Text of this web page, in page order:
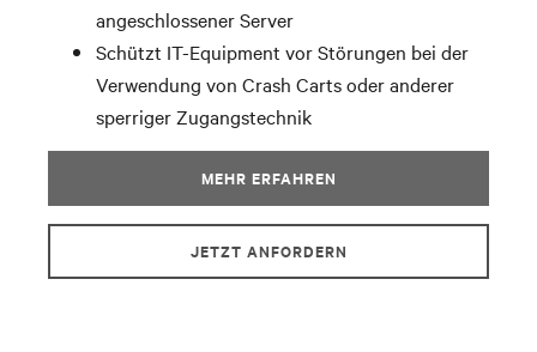
angeschlossener Server
Schützt IT-Equipment vor Störungen bei der
Verwendung von Crash Carts oder anderer
sperriger Zugangstechnik
MEHR ERFAHREN
JETZT ANFORDERN